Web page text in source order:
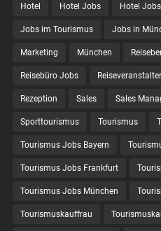
Hotel Hotel Jobs Hotel
Jobs im Tourismus Jobs in
Marketing München
Reisebüro Jobs Reiseveranstalter
Rezeption Sales Sales
Sporttourismus Tourismus
Tourismus Jobs Bayern
Tourismus Jobs Frankfurt
Tourismus Jobs München
Tourismuskauffrau